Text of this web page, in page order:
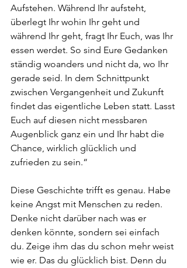
Aufstehen. Während Ihr aufsteht,
überlegt Ihr wohin Ihr geht und
während Ihr geht, fragt Ihr Euch, was Ihr
essen werdet. So sind Eure Gedanken
ständig woanders und nicht da, wo Ihr
gerade seid. In dem Schnittpunkt
zwischen Vergangenheit und Zukunft
findet das eigentliche Leben statt. Lasst
Euch auf diesen nicht messbaren
Augenblick ganz ein und Ihr habt die
Chance, wirklich glücklich und
zufrieden zu sein.“
Diese Geschichte trifft es genau. Habe
keine Angst mit Menschen zu reden.
Denke nicht darüber nach was er
denken könnte, sondern sei einfach
du. Zeige ihm das du schon mehr weist
wie er. Das du glücklich bist. Denn du